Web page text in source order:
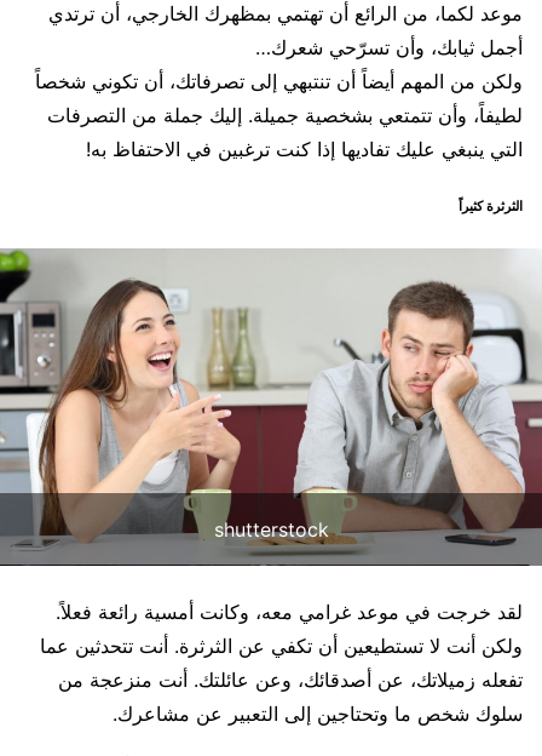
موعد لكما، من الرائع أن تهتمي بمظهرك الخارجي، أن ترتدي
أجمل ثيابك، وأن تسرّحي شعرك…
ولكن من المهم أيضاً أن تنتبهي إلى تصرفاتك، أن تكوني شخصاً
لطيفاً، وأن تتمتعي بشخصية جميلة. إليك جملة من التصرفات
التي ينبغي عليك تفاديها إذا كنت ترغبين في الاحتفاظ به!
الثرثرة كثيراً
shutterstock
لقد خرجت في موعد غرامي معه، وكانت أمسية رائعة فعلاً.
ولكن أنت لا تستطيعين أن تكفي عن الثرثرة. أنت تتحدثين عما
تفعله زميلاتك، عن أصدقائك، وعن عائلتك. أنت منزعجة من
سلوك شخص ما وتحتاجين إلى التعبير عن مشاعرك.